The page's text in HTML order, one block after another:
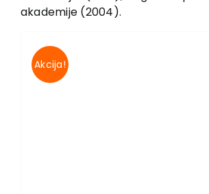
akademije (2004).
Akcija!